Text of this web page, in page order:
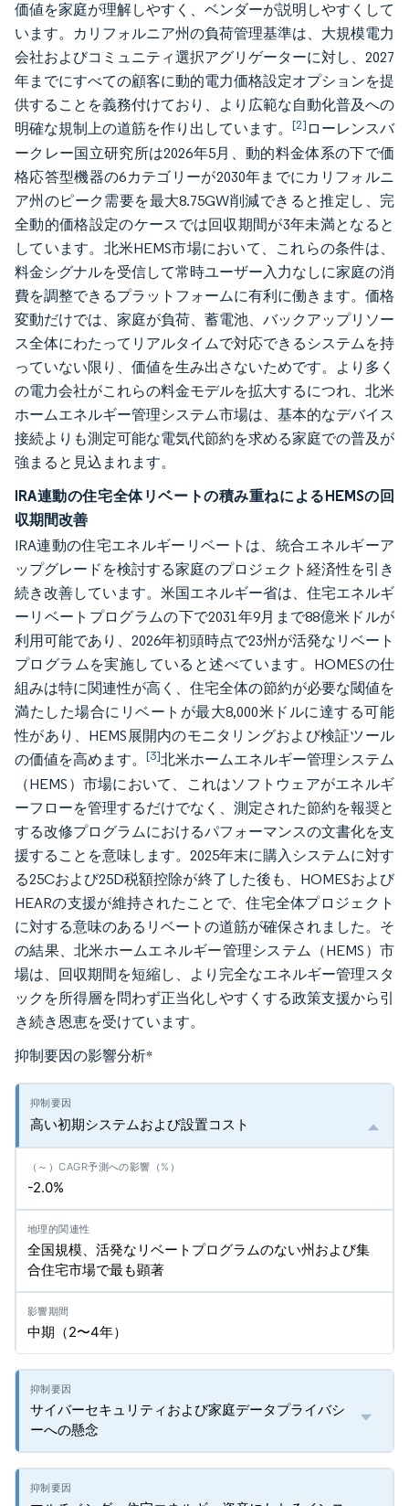
価値を家庭が理解しやすく、ベンダーが説明しやすくして
います。カリフォルニア州の負荷管理基準は、大規模電力
会社およびコミュニティ選択アグリゲーターに対し、2027
年までにすべての顧客に動的電力価格設定オプションを提
供することを義務付けており、より広範な自動化普及への
明確な規制上の道筋を作り出しています。 [2] ローレンスバ
ークレー国立研究所は2026年5月、動的料金体系の下で価
格応答型機器の6カテゴリーが2030年までにカリフォルニ
ア州のピーク需要を最大8.75GW削減できると推定し、完
全動的価格設定のケースでは回収期間が3年未満となると
しています。北米HEMS市場において、これらの条件は、
料金シグナルを受信して常時ユーザー入力なしに家庭の消
費を調整できるプラットフォームに有利に働きます。価格
変動だけでは、家庭が負荷、蓄電池、バックアップリソー
ス全体にわたってリアルタイムで対応できるシステムを持
っていない限り、価値を生み出さないためです。より多く
の電力会社がこれらの料金モデルを拡大するにつれ、北米
ホームエネルギー管理システム市場は、基本的なデバイス
接続よりも測定可能な電気代節約を求める家庭での普及が
強まると見込まれます。
IRA連動の住宅全体リベートの積み重ねによるHEMSの回
収期間改善
IRA連動の住宅エネルギーリベートは、統合エネルギーア
ップグレードを検討する家庭のプロジェクト経済性を引き
続き改善しています。米国エネルギー省は、住宅エネルギ
ーリベートプログラムの下で2031年9月まで88億米ドルが
利用可能であり、2026年初頭時点で23州が活発なリベート
プログラムを実施していると述べています。HOMESの仕
組みは特に関連性が高く、住宅全体の節約が必要な閾値を
満たした場合にリベートが最大8,000米ドルに達する可能
性があり、HEMS展開内のモニタリングおよび検証ツール
の価値を高めます。 [3]北米ホームエネルギー管理システム
（HEMS）市場において、これはソフトウェアがエネルギ
ーフローを管理するだけでなく、測定された節約を報奨と
する改修プログラムにおけるパフォーマンスの文書化を支
援することを意味します。2025年末に購入システムに対す
る25Cおよび25D税額控除が終了した後も、HOMESおよび
HEARの支援が維持されたことで、住宅全体プロジェクト
に対する意味のあるリベートの道筋が確保されました。そ
の結果、北米ホームエネルギー管理システム（HEMS）市
場は、回収期間を短縮し、より完全なエネルギー管理スタ
ックを所得層を問わず正当化しやすくする政策支援から引
き続き恩恵を受けています。
抑制要因の影響分析*
高い初期システムおよび設置コスト
-2.0%
全国規模、活発なリベートプログラムのない州および集
合住宅市場で最も顕著
中期（2〜4年）
サイバーセキュリティおよび家庭データプライバシ
ーへの懸念